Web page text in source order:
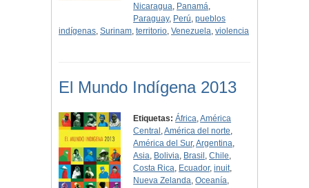
Nicaragua, Panamá,
Paraguay, Perú,pueblos
indígenas, Surinam, territorio, Venezuela, violencia
El Mundo Indígena 2013
Etiquetas: África,América
Central ,América del norte,
América del Sur,Argentina,
Asia, Bolivia, Brasil ,Chile,
Costa Rica, Ecuador,inuit,
Nueva Zelanda,Oceanía,